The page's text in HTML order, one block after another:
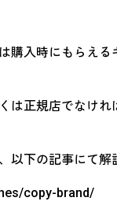
購入時にもらえる
正規店でなけれ
下の記事にて解
copy-brand/